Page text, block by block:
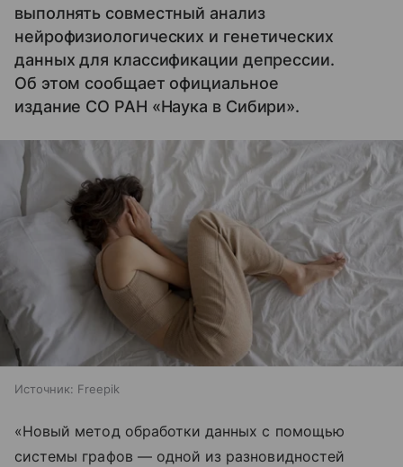
выполнять совместный анализ
нейрофизиологических и генетических
данных для классификации депрессии.
Об этом сообщает официальное
издание СО РАН «Наука в Сибири».
Источник: Freepik
«Новый метод обработки данных с помощью
системы графов — одной из разновидностей